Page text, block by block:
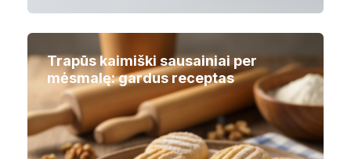
Trapūs kaimiški sausainiai per
mėsmalę: gardus receptas